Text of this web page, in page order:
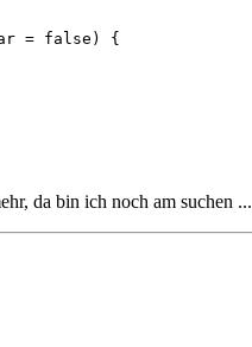
= false) {
da bin ich noch am suchen ...